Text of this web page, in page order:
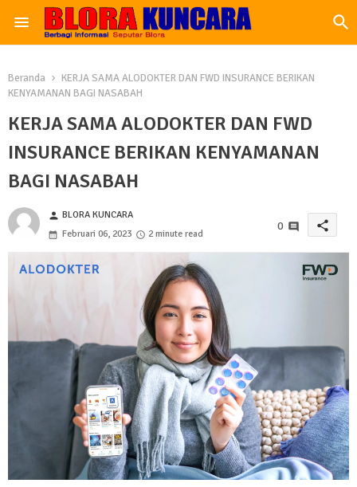
Beranda
KERJA SAMA ALODOKTER DAN FWD INSURANCE BERIKAN
KENYAMANAN BAGI NASABAH
KERJA SAMA ALODOKTER DAN FWD
INSURANCE BERIKAN KENYAMANAN
BAGI NASABAH
person BLORA KUNCARA
Februari 06, 2023
2 minute read
0 share